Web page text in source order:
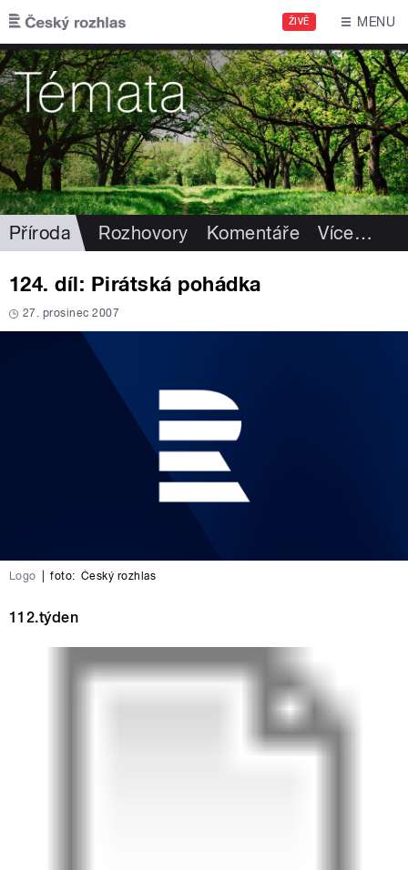
Přejít k hlavnímu obsahu
ŽIVĚ MENU
Příroda Rozhovory Komentáře Více…
124. díl: Pirátská pohádka
27. prosinec 2007
Logo foto: Český rozhlas
112.týden